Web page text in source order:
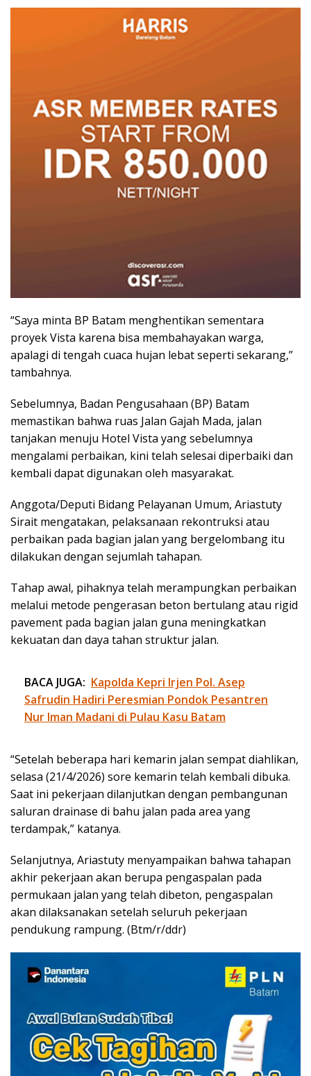
“Saya minta BP Batam menghentikan sementara
proyek Vista karena bisa membahayakan warga,
apalagi di tengah cuaca hujan lebat seperti sekarang,”
tambahnya.
Sebelumnya, Badan Pengusahaan (BP) Batam
memastikan bahwa ruas Jalan Gajah Mada, jalan
tanjakan menuju Hotel Vista yang sebelumnya
mengalami perbaikan, kini telah selesai diperbaiki dan
kembali dapat digunakan oleh masyarakat.
Anggota/Deputi Bidang Pelayanan Umum, Ariastuty
Sirait mengatakan, pelaksanaan rekontruksi atau
perbaikan pada bagian jalan yang bergelombang itu
dilakukan dengan sejumlah tahapan.
Tahap awal, pihaknya telah merampungkan perbaikan
melalui metode pengerasan beton bertulang atau rigid
pavement pada bagian jalan guna meningkatkan
kekuatan dan daya tahan struktur jalan.
BACA JUGA: Kapolda Kepri Irjen Pol. Asep
Safrudin Hadiri Peresmian Pondok Pesantren
Nur Iman Madani di Pulau Kasu Batam
“Setelah beberapa hari kemarin jalan sempat diahlikan,
selasa (21/4/2026) sore kemarin telah kembali dibuka.
Saat ini pekerjaan dilanjutkan dengan pembangunan
saluran drainase di bahu jalan pada area yang
terdampak,” katanya.
Selanjutnya, Ariastuty menyampaikan bahwa tahapan
akhir pekerjaan akan berupa pengaspalan pada
permukaan jalan yang telah dibeton, pengaspalan
akan dilaksanakan setelah seluruh pekerjaan
pendukung rampung. (Btm/r/ddr)